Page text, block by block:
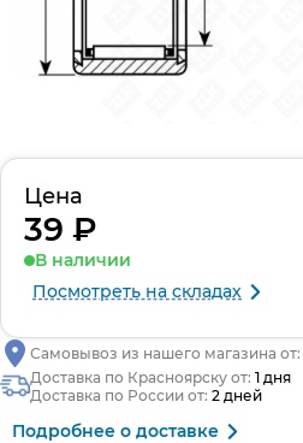
Цена
39 ₽
В наличии
Посмотреть на складах
Самовывоз из нашего магазина от:
Доставка по Красноярску от: 1 дня
Доставка по России от: 2 дней
Подробнее о доставке